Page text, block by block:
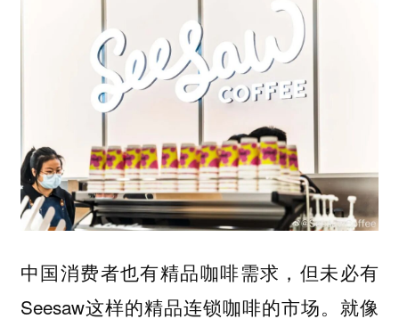
中国消费者也有精品咖啡需求，但未必有
Seesaw这样的精品连锁咖啡的市场。就像